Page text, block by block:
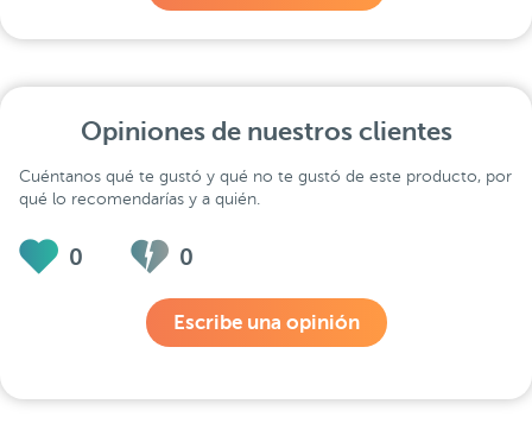
Opiniones de nuestros clientes
Cuéntanos qué te gustó y qué no te gustó de este producto, por
qué lo recomendarías y a quién.
0 0
Escribe una opinión